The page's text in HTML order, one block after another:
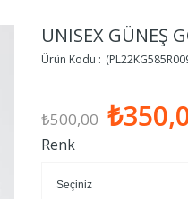
UNISEX GÜNEŞ
₺500,00
Renk